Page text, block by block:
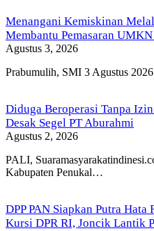
Menangani Kemiskinan
Membantu Pemasaran UMKN
Agustus 3, 2026
Prabumulih, SMI 3 Agustus
Diduga Beroperasi Tanpa
Desak Segel PT Aburahmi
Agustus 2, 2026
PALI,
Kabupaten Penukal…
DPP PAN Siapkan Putra
Kursi DPR RI, Joncik Lantik